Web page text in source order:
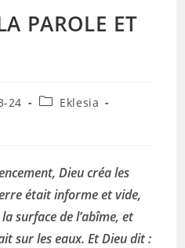
PAROLE ET
24
PostEklesia
Dieu créa les
était informe et vide,
surface de l’abîme, et
sur les eaux. Et Dieu dit :